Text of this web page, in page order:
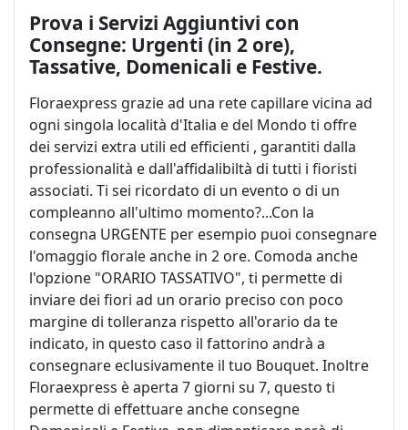
Prova i Servizi Aggiuntivi con
Consegne: Urgenti (in 2 ore),
Tassative, Domenicali e Festive.
Floraexpress grazie ad una rete capillare vicina ad
ogni singola località d'Italia e del Mondo ti offre
dei servizi extra utili ed efficienti , garantiti dalla
professionalità e dall'affidalibiltà di tutti i fioristi
associati. Ti sei ricordato di un evento o di un
compleanno all'ultimo momento?...Con la
consegna URGENTE per esempio puoi consegnare
l'omaggio florale anche in 2 ore. Comoda anche
l'opzione "ORARIO TASSATIVO", ti permette di
inviare dei fiori ad un orario preciso con poco
margine di tolleranza rispetto all'orario da te
indicato, in questo caso il fattorino andrà a
consegnare eclusivamente il tuo Bouquet. Inoltre
Floraexpress è aperta 7 giorni su 7, questo ti
permette di effettuare anche consegne